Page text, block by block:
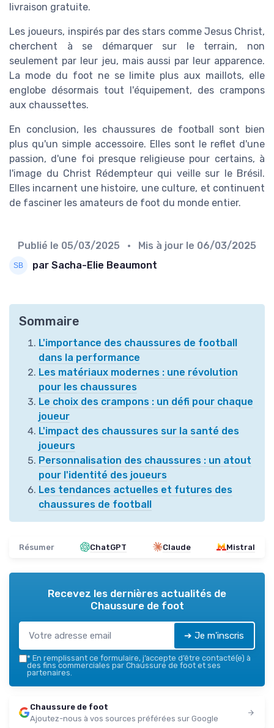
livraison gratuite.
Les joueurs, inspirés par des stars comme Jesus Christ,
cherchent à se démarquer sur le terrain, non
seulement par leur jeu, mais aussi par leur apparence.
La mode du foot ne se limite plus aux maillots, elle
englobe désormais tout l'équipement, des crampons
aux chaussettes.
En conclusion, les chaussures de football sont bien
plus qu'un simple accessoire. Elles sont le reflet d'une
passion, d'une foi presque religieuse pour certains, à
l'image du Christ Rédempteur qui veille sur le Brésil.
Elles incarnent une histoire, une culture, et continuent
de fasciner les amateurs de foot du monde entier.
Publié le 05/03/2025 • Mis à jour le 06/03/2025
par Sacha-Elie Beaumont
Sommaire
L'importance des chaussures de football
dans la performance
Les matériaux modernes : une révolution
pour les chaussures
Le choix des crampons : un défi pour chaque
joueur
L'impact des chaussures sur la santé des
joueurs
Personnalisation des chaussures : un atout
pour l'identité des joueurs
Les tendances actuelles et futures des
chaussures de football
Résumer ChatGPT Claude Mistral
Recevez les dernières actualités de
Chaussure de foot
➔ Je m'inscris
* En remplissant ce formulaire, j’accepte d’être contacté(e) à
des fins commerciales par Chaussure de foot et ses
partenaires.
Chaussure de foot
Ajoutez-nous à vos sources préférées sur Google